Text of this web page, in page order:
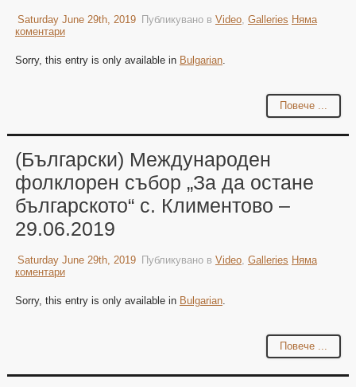
Saturday June 29th, 2019 Публикувано в Video, Galleries Няма
коментари
Sorry, this entry is only available in Bulgarian.
Повече ...
(Български) Международен
фолклорен събор „За да остане
българското“ с. Климентово –
29.06.2019
Saturday June 29th, 2019 Публикувано в Video, Galleries Няма
коментари
Sorry, this entry is only available in Bulgarian.
Повече ...